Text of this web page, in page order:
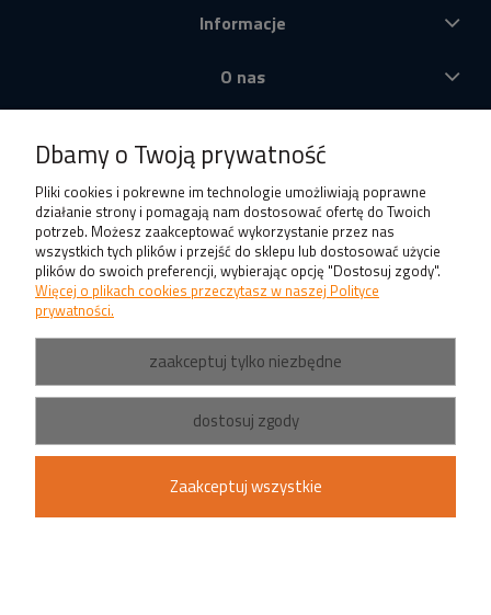
Informacje
O nas
Dbamy o Twoją prywatność
Pliki cookies i pokrewne im technologie umożliwiają poprawne
działanie strony i pomagają nam dostosować ofertę do Twoich
potrzeb. Możesz zaakceptować wykorzystanie przez nas
wszystkich tych plików i przejść do sklepu lub dostosować użycie
plików do swoich preferencji, wybierając opcję "Dostosuj zgody".
Więcej o plikach cookies przeczytasz w naszej Polityce
prywatności.
zaakceptuj tylko niezbędne
dostosuj zgody
Zaakceptuj wszystkie